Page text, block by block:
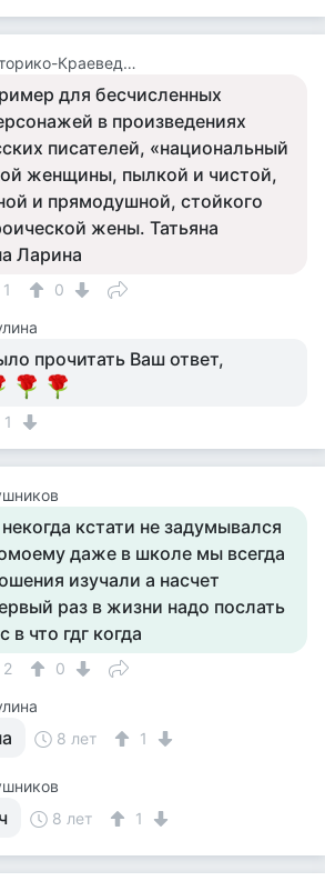
Областной Историко-Краеведческий Музей Г. Костанай
для бесчисленных
в произведениях
писателей, «национальный
женщины, пылкой и чистой,
и прямодушной, стойкого
жены. Татьяна
Ларина
1
0
прочитать Ваш ответ,
1
кстати не задумывался
даже в школе мы всегда
изучали а насчет
раз в жизни надо послать
в что гдг когда
2
0
8 лет 1
8 лет 1